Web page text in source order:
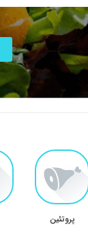
پروتئین